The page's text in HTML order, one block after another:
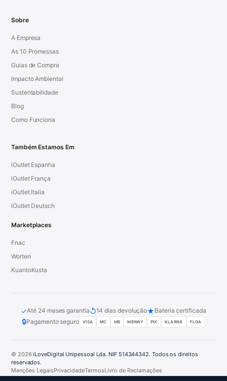
Sobre
A Empresa
As 10 Promessas
Guias de Compra
Impacto Ambiental
Sustentabilidade
Blog
Como Funciona
Também Estamos Em
iOutlet Espanha
iOutlet França
iOutlet Italia
iOutlet Deutsch
Marketplaces
Fnac
Worten
KuantoKusta
✓Até 24 meses garantia↺14 dias devolução★ Bateria certificada
🔒Pagamento seguro VISA MC MB MBWAY PIX KLARNA FLOA
© 2026iLoveDigital Unipessoal Lda. NIF 514344342. Todos os direitos
reservados.
Menções LegaisPrivacidadeTermosLivro de Reclamações